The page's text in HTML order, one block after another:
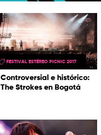
Controversial e histórico:
The Strokes en Bogotá
FESTIVAL ESTÉREO PICNIC 2017